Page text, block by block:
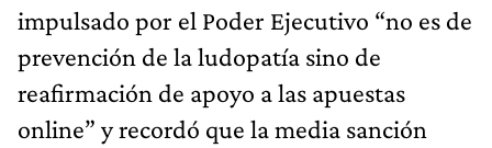
impulsado por el Poder Ejecutivo “no es de
prevención de la ludopatía sino de
reafirmación de apoyo a las apuestas
online” y recordó que la media sanción